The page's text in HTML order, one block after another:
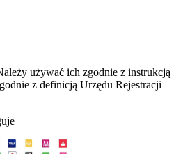
używać ich zgodnie z instrukcją
z definicją Urzędu Rejestracji